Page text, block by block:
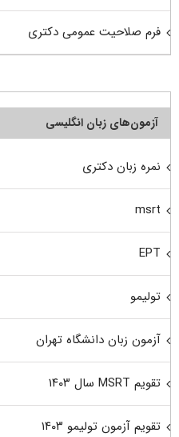
فرم صلاحیت عمومی دکتری
آزمون‌های زبان انگلیسی
نمره زبان دکتری
msrt
EPT
تولیمو
آزمون زبان دانشگاه تهران
تقویم MSRT سال ۱۴۰۳
تقویم آزمون تولیمو ۱۴۰۳